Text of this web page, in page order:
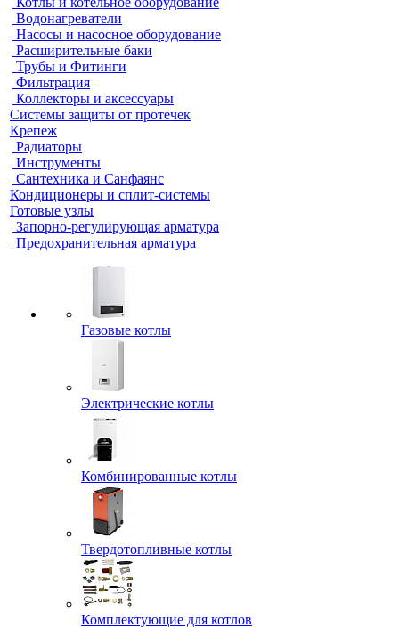
Водонагреватели
Насосы и насосное оборудование
Расширительные баки
Трубы и Фитинги
Фильтрация
Коллекторы и аксессуары
Системы защиты от протечек
Крепеж
Радиаторы
Инструменты
Сантехника и Санфаянс
Кондиционеры и сплит-системы
Готовые узлы
Запорно-регулирующая арматура
Предохранительная арматура
Газовые котлы
Электрические котлы
Комбинированные котлы
Твердотопливные котлы
Комплектующие для котлов